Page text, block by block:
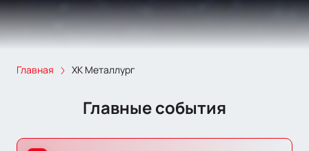
Главная ХК Металлург
Главные события